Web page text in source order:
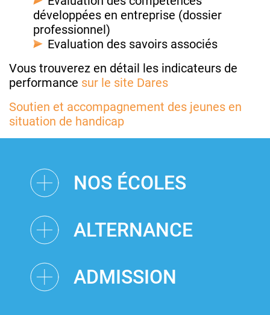
développées en entreprise (dossier
professionnel)
Evaluation des savoirs associés
Vous trouverez en détail les indicateurs de
performance sur le site Dares
Soutien et accompagnement des jeunes en
situation de handicap
NOS ÉCOLES
ALTERNANCE
ADMISSION